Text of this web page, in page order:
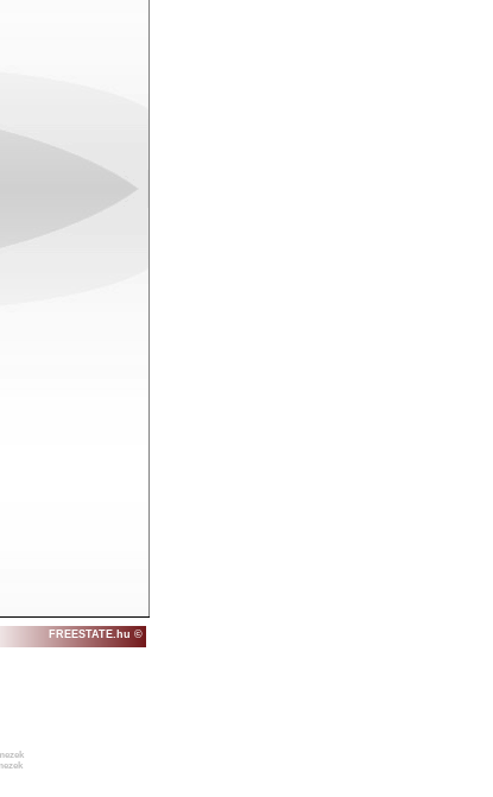
FREESTATE.hu ©